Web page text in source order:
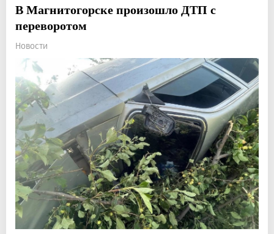
В Магнитогорске произошло ДТП с
переворотом
Новости